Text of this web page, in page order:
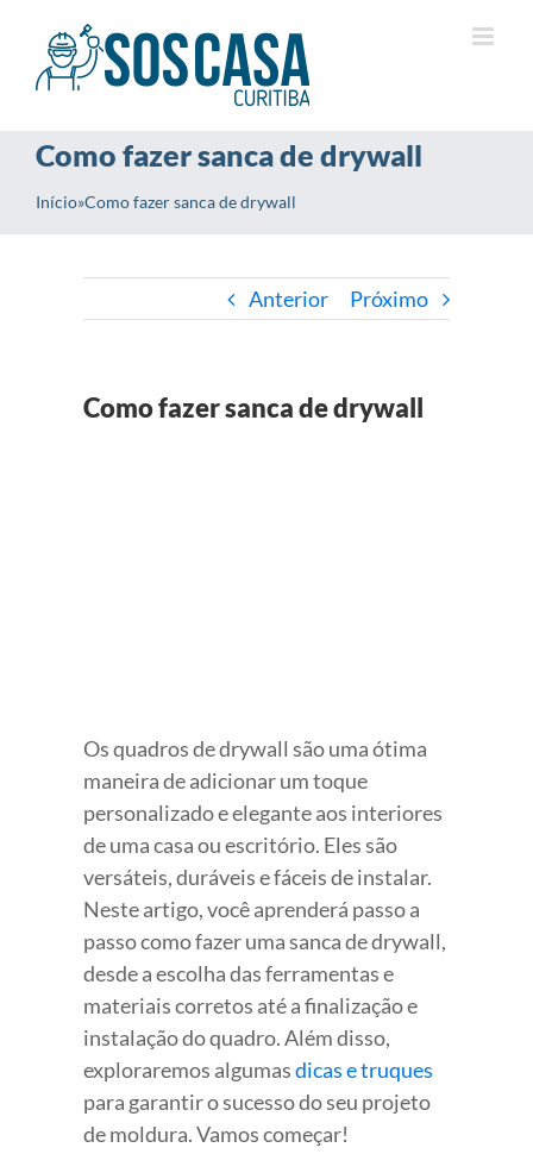
Como fazer sanca de drywall
Início»Como fazer sanca de drywall
Anterior Próximo
Como fazer sanca de drywall
Os quadros de drywall são uma ótima
maneira de adicionar um toque
personalizado e elegante aos interiores
de uma casa ou escritório. Eles são
versáteis, duráveis e fáceis de instalar.
Neste artigo, você aprenderá passo a
passo como fazer uma sanca de drywall,
desde a escolha das ferramentas e
materiais corretos até a finalização e
instalação do quadro. Além disso,
exploraremos algumasdicas e truques
para garantir o sucesso do seu projeto
de moldura. Vamos começar!